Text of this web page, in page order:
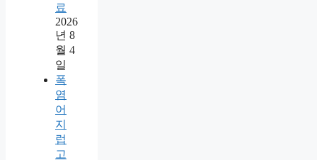
료
2026
년 8
월 4
일
폭
염
어
지
럽
고